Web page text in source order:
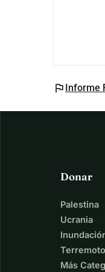
flag Informe
Donar
Palestina
Ucrania
Terremoto
Más